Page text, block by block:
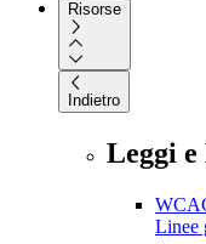
Risorse
Indietro
Leggi
Linee